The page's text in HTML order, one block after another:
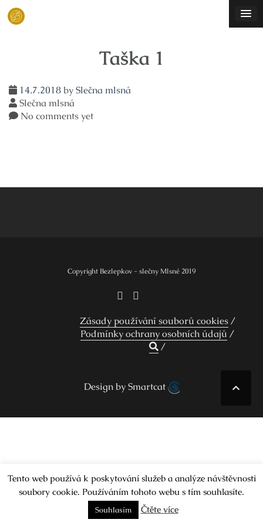
Skip
Taška 1
14.7.2018bySlečna mlsná
Slečna mlsná
No comments yet
Copyright Bezlepkov - slečny Mlsné 2019
Zásady používání souborů cookies
Podmínky ochrany osobních údajů
Design by Smartcat
Tento web používá k poskytování služeb a analýze návštěvnosti
soubory cookie. Používáním tohoto webu s tím souhlasíte.
Souhlasím Čtěte více